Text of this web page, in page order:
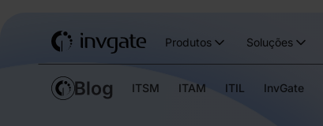
Produtos Soluções
ITSM ITAM ITIL InvGate